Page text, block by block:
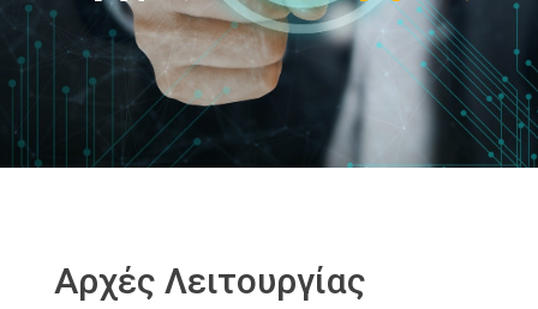
Αρχές Λειτουργίας